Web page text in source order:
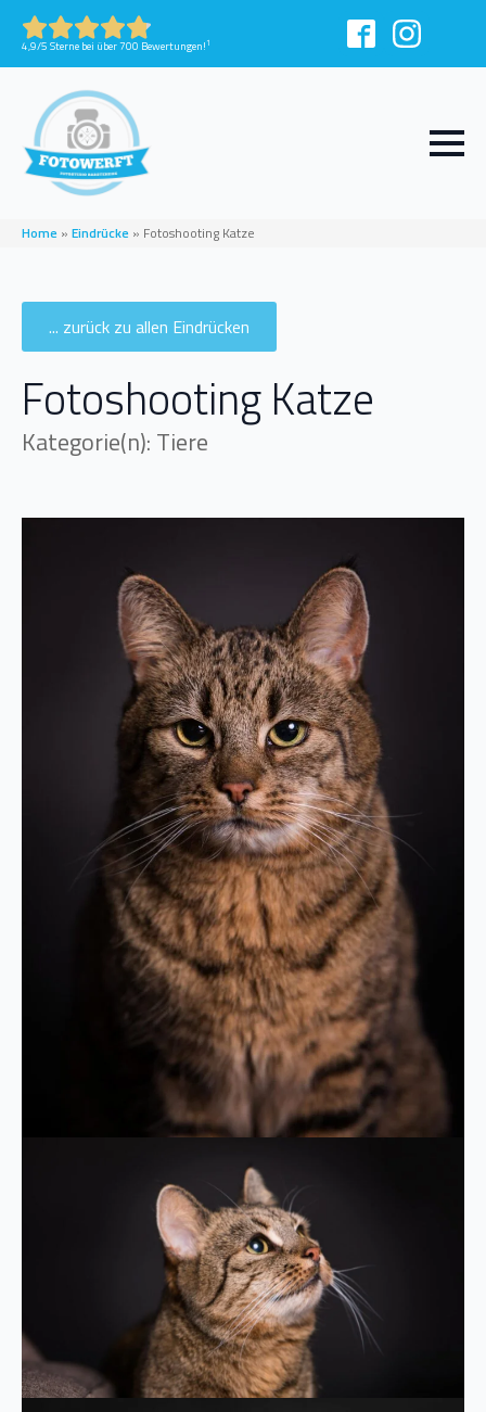
4,9/5 Sterne bei über 700 Bewertungen!1
Home » Eindrücke » Fotoshooting Katze
... zurück zu allen Eindrücken
Fotoshooting Katze
Kategorie(n): Tiere